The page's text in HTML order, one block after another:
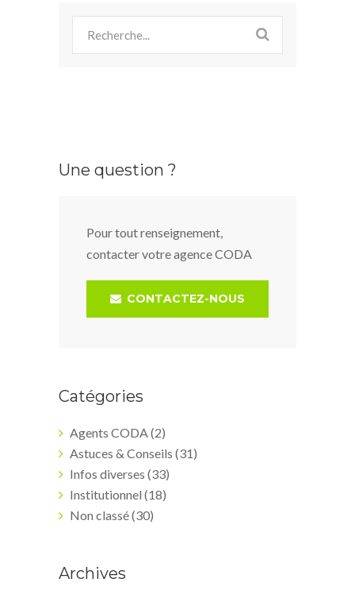
Une question ?
Pour tout renseignement,
contacter votre agence CODA
CONTACTEZ-NOUS
Catégories
Agents CODA(2)
Astuces & Conseils (31)
Infos diverses (33)
Institutionnel (18)
Non classé(30)
Archives